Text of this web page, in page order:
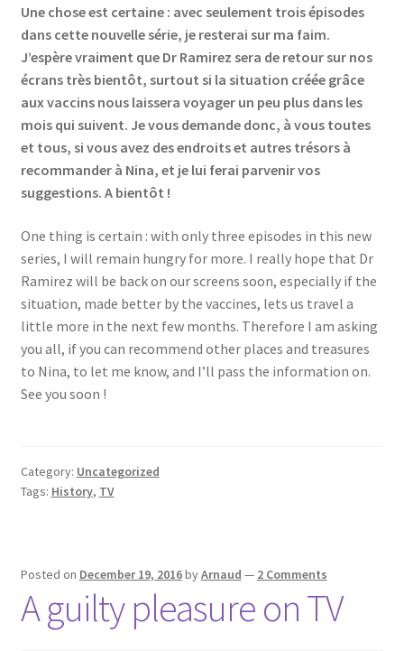
Une chose est certaine : avec seulement trois épisodes
dans cette nouvelle série, je resterai sur ma faim.
J’espère vraiment que Dr Ramirez sera de retour sur nos
écrans très bientôt, surtout si la situation créée grâce
aux vaccins nous laissera voyager un peu plus dans les
mois qui suivent. Je vous demande donc, à vous toutes
et tous, si vous avez des endroits et autres trésors à
recommander à Nina, et je lui ferai parvenir vos
suggestions. A bientôt !
One thing is certain : with only three episodes in this new
series, I will remain hungry for more. I really hope that Dr
Ramirez will be back on our screens soon, especially if the
situation, made better by the vaccines, lets us travel a
little more in the next few months. Therefore I am asking
you all, if you can recommend other places and treasures
to Nina, to let me know, and I’ll pass the information on.
See you soon !
Category: Uncategorized
Tags: History, TV
Posted on December 19, 2016byArnaud — 2 Comments
A guilty pleasure on TV